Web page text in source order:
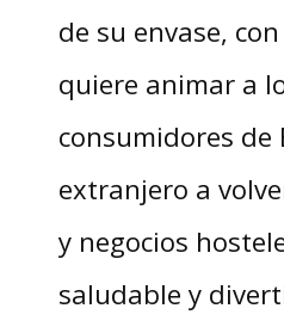
de su envase,
quiere animar a
consumidores de
extranjero a
y negocios
saludable y